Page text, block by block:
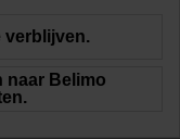
verblijven.
naar Belimo